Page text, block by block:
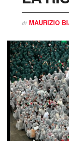
di MAURIZIO